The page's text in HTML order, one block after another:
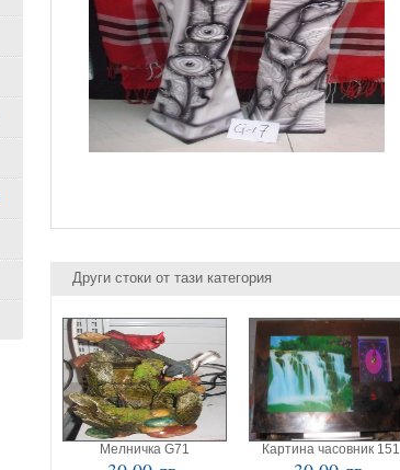
Други стоки от тази категория
Мелничка G71 Картина часовник 151